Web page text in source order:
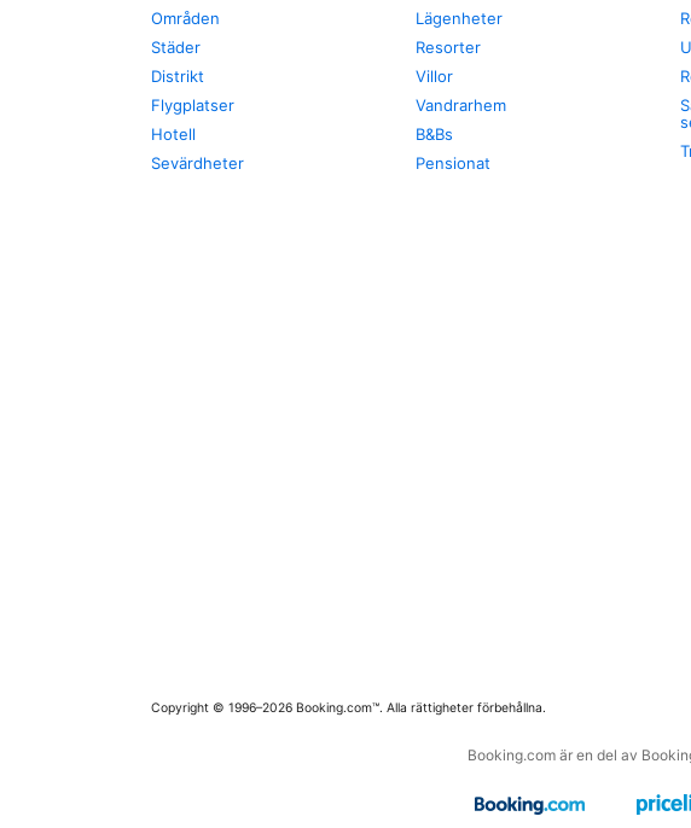
Områden
Städer
Distrikt
Flygplatser
Hotell
Sevärdheter
Lägenheter
Resorter
Villor
Vandrarhem
B&Bs
Pensionat
Copyright © 1996–2026 Booking.com™. Alla rättigheter förbehållna.
Booking.com är en del av